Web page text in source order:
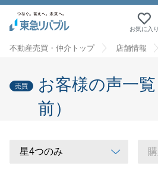
お気に入り
不動産売買・仲介トップ 店舗情報
売買
お客様の声一
前）